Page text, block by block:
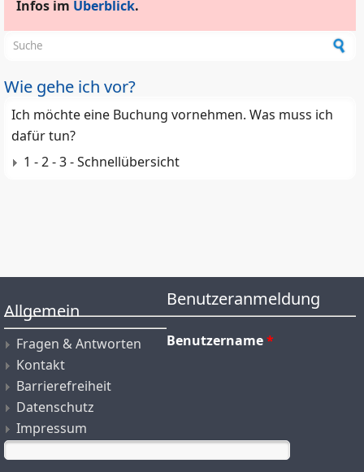
Infos im Überblick.
Suchformular
Wie gehe ich vor?
Ich möchte eine Buchung vornehmen. Was muss ich
dafür tun?
1 - 2 - 3 - Schnellübersicht
Allgemein
Fragen & Antworten
Kontakt
Barrierefreiheit
Datenschutz
Impressum
Benutzeranmeldung
Benutzername*